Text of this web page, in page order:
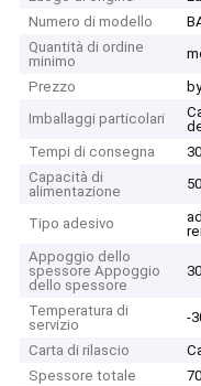
Numero di modello
Quantità di ordine
minimo
Prezzo
Imballaggi particolari
Tempi di consegna
Capacità di
alimentazione
Tipo adesivo
Appoggio dello
spessore Appoggio
dello spessore
Temperatura di
servizio
-
Carta di rilascio
Spessore totale